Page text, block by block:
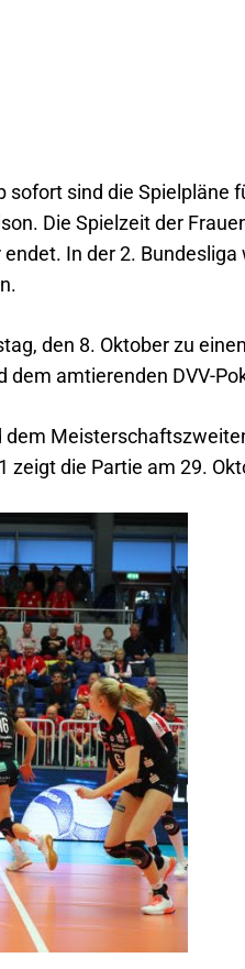
sind die Spielpläne
Die Spielzeit der
In der 2.
den 8. Oktober zu
amtierenden DVV-
zeigt die Partie am 29.